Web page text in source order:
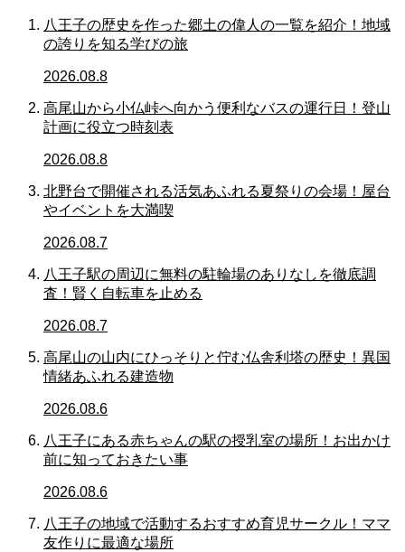
八王子の歴史を作った郷土の偉人の一覧を紹介！地域
の誇りを知る学びの旅
2026.08.8
高尾山から小仏峠へ向かう便利なバスの運行日！登山
計画に役立つ時刻表
2026.08.8
北野台で開催される活気あふれる夏祭りの会場！屋台
やイベントを大満喫
2026.08.7
八王子駅の周辺に無料の駐輪場のありなしを徹底調
査！賢く自転車を止める
2026.08.7
高尾山の山内にひっそりと佇む仏舎利塔の歴史！異国
情緒あふれる建造物
2026.08.6
八王子にある赤ちゃんの駅の授乳室の場所！お出かけ
前に知っておきたい事
2026.08.6
八王子の地域で活動するおすすめ育児サークル！ママ
友作りに最適な場所